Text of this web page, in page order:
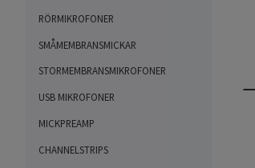
RÖRMIKROFONER
SMÅMEMBRANSMICKAR
STORMEMBRANSMIKROFONER
USB MIKROFONER
MICKPREAMP
CHANNELSTRIPS